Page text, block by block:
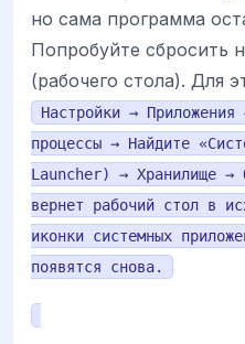
но сама программа
Попробуйте сбросить
(рабочего стола). Для
Настройки →
процессы → Найдите
Launcher) → Хранилище →
вернет рабочий стол в
иконки системных
появятся снова.